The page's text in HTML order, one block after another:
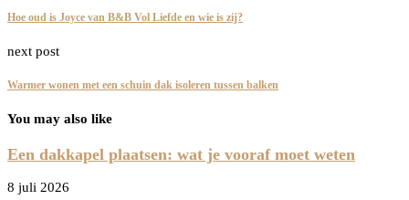
Hoe oud is Joyce van B&B Vol Liefde en wie is zij?
next post
Warmer wonen met een schuin dak isoleren tussen balken
You may also like
Een dakkapel plaatsen: wat je vooraf moet weten
8 juli 2026